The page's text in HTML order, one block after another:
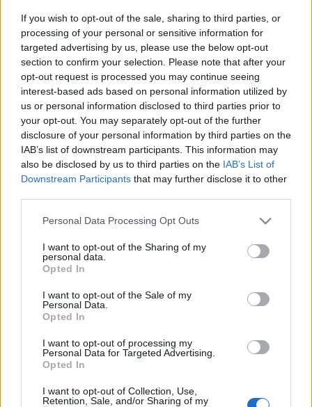
If you wish to opt-out of the sale, sharing to third parties, or
processing of your personal or sensitive information for
targeted advertising by us, please use the below opt-out
section to confirm your selection. Please note that after your
opt-out request is processed you may continue seeing
interest-based ads based on personal information utilized by
us or personal information disclosed to third parties prior to
your opt-out. You may separately opt-out of the further
disclosure of your personal information by third parties on the
IAB’s list of downstream participants. This information may
also be disclosed by us to third parties on the IAB’s List of
Downstream Participants that may further disclose it to other
Please note that this website/app uses one or more Google
not limited to your visit or usage behaviour. You may click to
grant or deny consent to Google and its third-party tags to
use your data for below specified purposes in below Google
consent section.
Personal Data Processing Opt Outs
I want to opt-out of the Sharing of my
personal data.
Opted In
I want to opt-out of the Sale of my
Personal Data.
Opted In
I want to opt-out of processing my
Personal Data for Targeted Advertising.
Opted In
I want to opt-out of Collection, Use,
Retention, Sale, and/or Sharing of my
Készíts házi szúnyog- és
kullancsriasztót +recept
mokuspanna•2014. augusztus 23.
A késő nyári napfény kirándulásokra, túrákra
csábítja a természetkedvelő mókuscsaládokat. Nincs
is jobb annál, mint bejárni erdőt és mezőt,
megpihenni hegytetőkön vagy a domboldalak
tövében, az otthonról hozott elemózsia rágcsálása
közben. Sajnos azonban nem csak szőrmebundás
csapatunk kedveli a…
Ne hagyd, hogy a véredet szívják,